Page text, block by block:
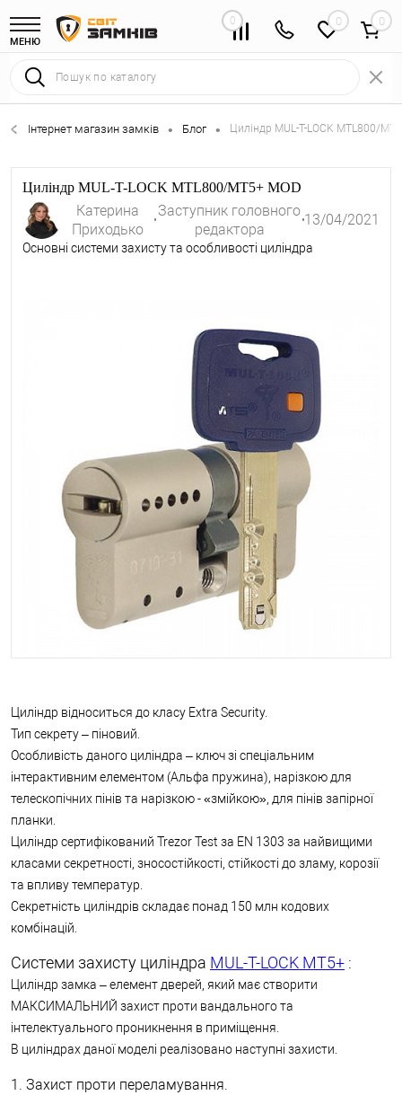
МЕНЮ
0 0
Інтернет магазин замків • Блог • Циліндр MUL-T-LOCK MTL800/
Циліндр MUL-T-LOCK MTL800/MT5+ MOD
Катерина
Приходько
Заступник головного
редактора
13/04/2021
Основні системи захисту та особливості циліндра
Циліндр відноситься до класу Extra Security.
Тип секрету – піновий.
Особливість даного циліндра – ключ зі спеціальним
інтерактивним елементом (Альфа пружина), нарізкою для
телескопічних пінів та нарізкою - «змійкою», для пінів запірної
планки.
Циліндр сертифікований Trezor Test за EN 1303 за найвищими
класами секретності, зносостійкості, стійкості до зламу, корозії
та впливу температур.
Секретність циліндрів складає понад 150 млн кодових
комбінацій.
Системи захисту циліндра MUL-T-LOCK МТ5+ :
Циліндр замка – елемент дверей, який має створити
МАКСИМАЛЬНИЙ захист проти вандального та
інтелектуального проникнення в приміщення.
В циліндрах даної моделі реалізовано наступні захисти.
1. Захист проти переламування.